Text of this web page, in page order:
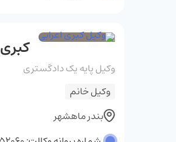
وکیل پایه یک دادگستری
وکیل خانم
بندر ماهشهر